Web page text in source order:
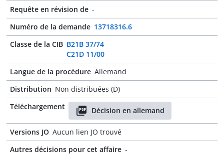
Requête en révision de -
Numéro de la demande 13718316.6
Classe de la CIB B21B 37/74
C21D 11/00
Langue de la procédure Allemand
Distribution Non distribuées (D)
Téléchargement
Décision en allemand
Versions JO Aucun lien JO trouvé
Autres décisions pour cet affaire -